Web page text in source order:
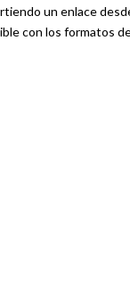
un enlace
con los formatos